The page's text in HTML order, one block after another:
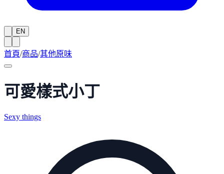
EN
首頁/商品/其他原味
可愛樣式小丁
Sexy things